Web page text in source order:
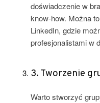
doświadczenie w
know-how. Można
LinkedIn, gdzie
profesjonalistami w
3. Tworzenie
Warto stworzyć